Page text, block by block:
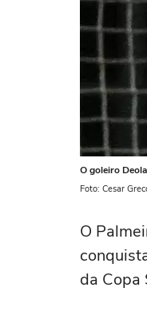
O goleiro
Foto: Cesar
O
da Copa